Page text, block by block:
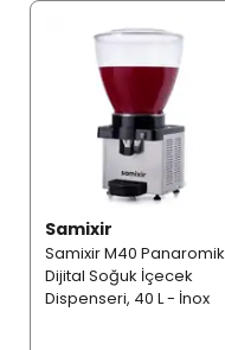
Samixir
Samixir M40 Panaromik
Dijital Soğuk İçecek
Dispenseri, 40 L - İnox